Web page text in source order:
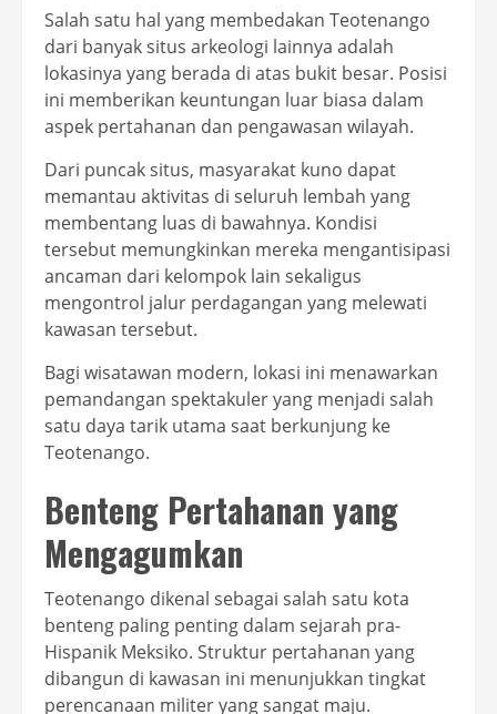
Salah satu hal yang membedakan Teotenango
dari banyak situs arkeologi lainnya adalah
lokasinya yang berada di atas bukit besar. Posisi
ini memberikan keuntungan luar biasa dalam
aspek pertahanan dan pengawasan wilayah.
Dari puncak situs, masyarakat kuno dapat
memantau aktivitas di seluruh lembah yang
membentang luas di bawahnya. Kondisi
tersebut memungkinkan mereka mengantisipasi
ancaman dari kelompok lain sekaligus
mengontrol jalur perdagangan yang melewati
kawasan tersebut.
Bagi wisatawan modern, lokasi ini menawarkan
pemandangan spektakuler yang menjadi salah
satu daya tarik utama saat berkunjung ke
Teotenango.
Benteng Pertahanan yang
Mengagumkan
Teotenango dikenal sebagai salah satu kota
benteng paling penting dalam sejarah pra-
Hispanik Meksiko. Struktur pertahanan yang
dibangun di kawasan ini menunjukkan tingkat
perencanaan militer yang sangat maju.